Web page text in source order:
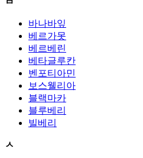
바나바잎
베르가못
베르베린
베타글루칸
벤포티아민
보스웰리아
블랙마카
블루베리
빌베리
ㅅ